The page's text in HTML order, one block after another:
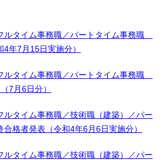
タイム事務職／パートタイム事務職
年7月15日実施分）
タイム事務職／パートタイム事務職
7月6日分）
タイム事務職／技術職（建築）／パー
格者発表（令和4年6月6日実施分）
タイム事務職／技術職（建築）／パー